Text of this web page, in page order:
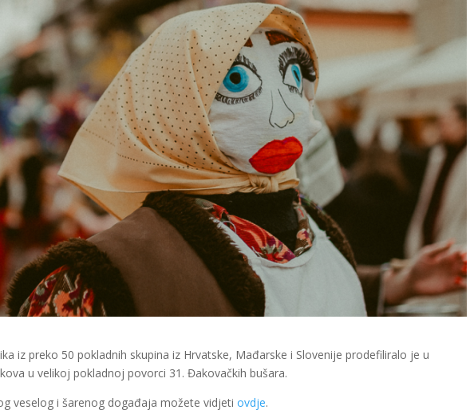
iz preko 50 pokladnih skupina iz Hrvatske, Mađarske i Slovenije prodefiliralo je u
u velikoj pokladnoj povorci 31. Đakovačkih bušara.
veselog i šarenog događaja možete vidjetiovdje.